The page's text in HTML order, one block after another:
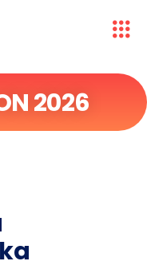
2026